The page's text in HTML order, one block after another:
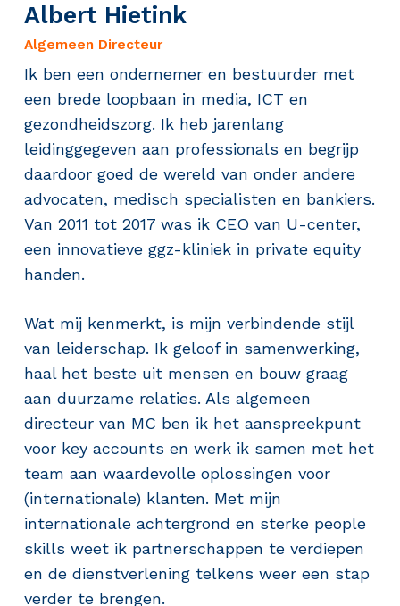
Albert Hietink
Algemeen Directeur
Ik ben een ondernemer en bestuurder met
een brede loopbaan in media, ICT en
gezondheidszorg. Ik heb jarenlang
leidinggegeven aan professionals en begrijp
daardoor goed de wereld van onder andere
advocaten, medisch specialisten en bankiers.
Van 2011 tot 2017 was ik CEO van U-center,
een innovatieve ggz-kliniek in private equity
handen.
Wat mij kenmerkt, is mijn verbindende stijl
van leiderschap. Ik geloof in samenwerking,
haal het beste uit mensen en bouw graag
aan duurzame relaties. Als algemeen
directeur van MC ben ik het aanspreekpunt
voor key accounts en werk ik samen met het
team aan waardevolle oplossingen voor
(internationale) klanten. Met mijn
internationale achtergrond en sterke people
skills weet ik partnerschappen te verdiepen
en de dienstverlening telkens weer een stap
verder te brengen.